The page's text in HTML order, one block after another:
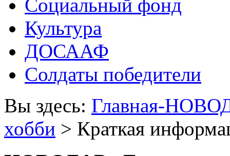
Социальный фонд
Культура
ДОСААФ
Солдаты победители
Вы здесь: Главная-
хобби > Краткая